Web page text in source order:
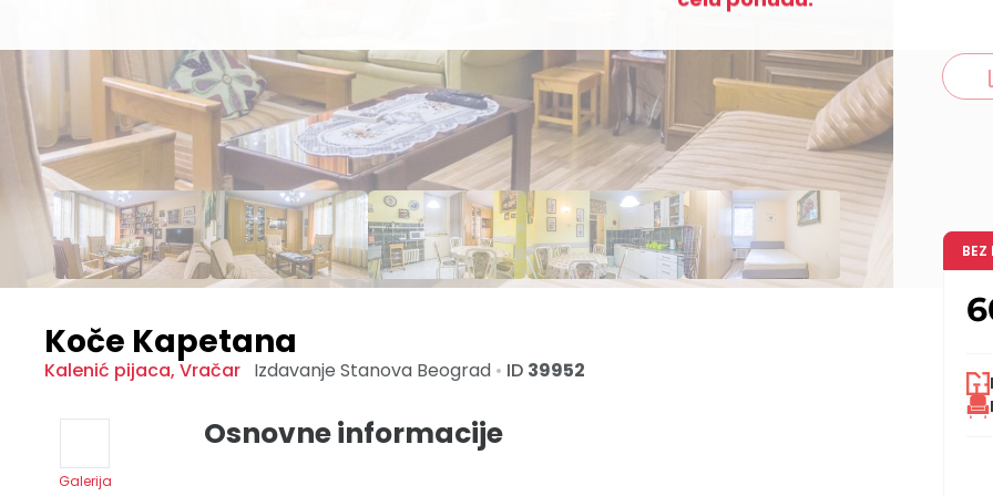
Koče Kapetana
Kalenić pijaca, Vračar Izdavanje Stanova Beograd • ID 39952
Galerija
Osnovne informacije
BEZ